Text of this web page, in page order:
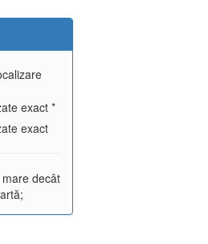
exact *
exact
decât